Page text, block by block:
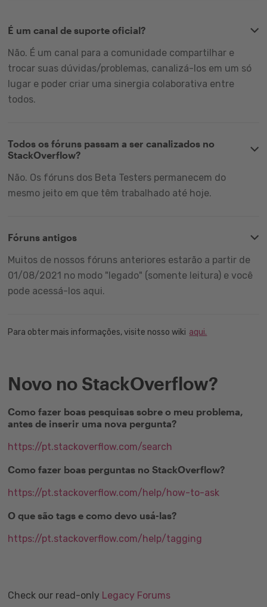
É um canal de suporte oficial?
Não. É um canal para a comunidade compartilhar e
trocar suas dúvidas/problemas, canalizá-los em um só
lugar e poder criar uma sinergia colaborativa entre
todos.
Todos os fóruns passam a ser canalizados no
StackOverflow?
Não. Os fóruns dos Beta Testers permanecem do
mesmo jeito em que têm trabalhado até hoje.
Fóruns antigos
Muitos de nossos fóruns anteriores estarão a partir de
01/08/2021 no modo "legado" (somente leitura) e você
pode acessá-los aqui.
Para obter mais informações, visite nosso wiki aqui.
Novo no StackOverflow?
Como fazer boas pesquisas sobre o meu problema,
antes de inserir uma nova pergunta?
https://pt.stackoverflow.com/search
Como fazer boas perguntas no StackOverflow?
https://pt.stackoverflow.com/help/how-to-ask
O que são tags e como devo usá-las?
https://pt.stackoverflow.com/help/tagging
Check our read-only Legacy Forums